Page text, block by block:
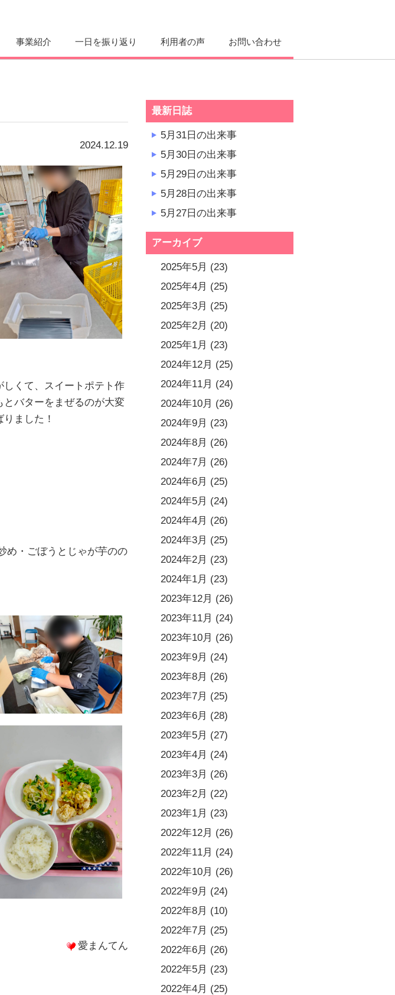
事業紹介 一日を振り返り 利用者の声 お問い合わせ
2024.12.19
しくて、スイートポテト作
バターをまぜるのが大変
ました！
め・ごぼうとじゃが芋のの
愛まんてん
最新日誌
5月31日の出来事
5月30日の出来事
5月29日の出来事
5月28日の出来事
5月27日の出来事
アーカイブ
2025年5月 (23)
2025年4月 (25)
2025年3月 (25)
2025年2月 (20)
2025年1月 (23)
2024年12月 (25)
2024年11月 (24)
2024年10月 (26)
2024年9月 (23)
2024年8月 (26)
2024年7月 (26)
2024年6月 (25)
2024年5月 (24)
2024年4月 (26)
2024年3月 (25)
2024年2月 (23)
2024年1月 (23)
2023年12月 (26)
2023年11月 (24)
2023年10月 (26)
2023年9月 (24)
2023年8月 (26)
2023年7月 (25)
2023年6月 (28)
2023年5月 (27)
2023年4月 (24)
2023年3月 (26)
2023年2月 (22)
2023年1月 (23)
2022年12月 (26)
2022年11月 (24)
2022年10月 (26)
2022年9月 (24)
2022年8月 (10)
2022年7月 (25)
2022年6月 (26)
2022年5月 (23)
2022年4月 (25)